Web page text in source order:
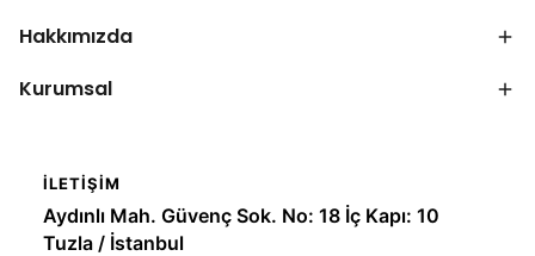
Hakkımızda
Kurumsal
İLETIŞIM
Aydınlı Mah. Güvenç Sok. No: 18 İç Kapı: 10
Tuzla / İstanbul